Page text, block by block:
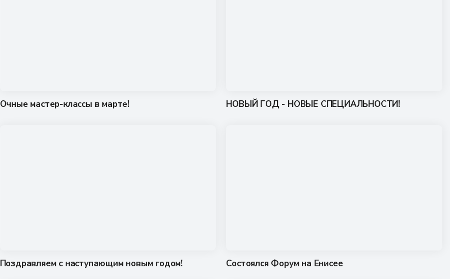
Очные мастер-классы в марте! НОВЫЙ ГОД - НОВЫЕ СПЕЦИАЛЬНОСТИ!
Поздравляем с наступающим новым годом! Состоялся Форум на Енисее